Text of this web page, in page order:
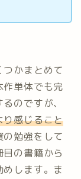
かまとめて
単体でも完
のですが、
り感じること
勉強をして
の書籍から
します。ま